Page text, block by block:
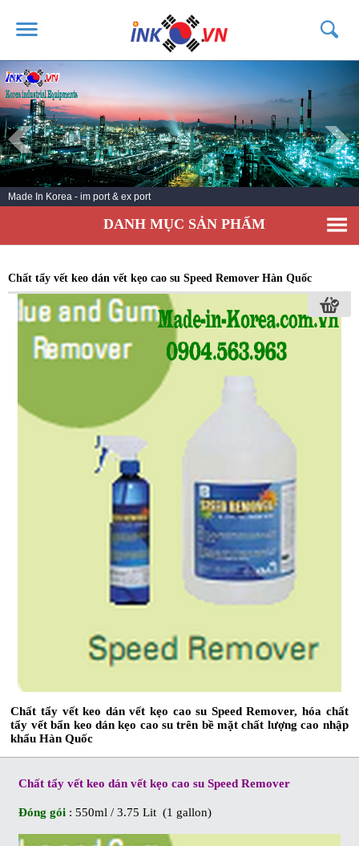
TRANG CHỦ
GIỚI THIỆU
SẢN PHẨM
DỊCH VỤ
TIN TỨC
KHÁCH HÀNG
Made In Korea - im port & ex port
DANH MỤC SẢN PHẨM
Chất tẩy vết keo dán vết kẹo cao su Speed Remover Hàn Quốc
Chất tẩy vết keo dán vết kẹo cao su Speed Remover, hóa chất
tẩy vết bẩn keo dán kẹo cao su trên bề mặt chất lượng cao nhập
khẩu Hàn Quốc
Chất tẩy vết keo dán vết kẹo cao su Speed Remover
Đóng gói : 550ml / 3.75 Lit (1 gallon)